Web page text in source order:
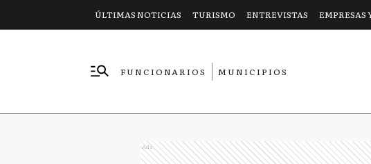
ÚLTIMAS NOTICIAS TURISMO ENTREVISTAS EMPRESAS
FUNCIONARIOS
MUNICIPIOS
Ads